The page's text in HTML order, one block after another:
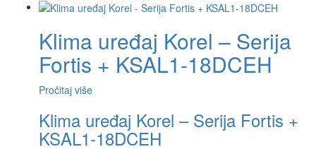
Klima uređaj Korel – Serija
Fortis + KSAL1-18DCEH
Pročitaj više
Klima uređaj Korel – Serija Fortis +
KSAL1-18DCEH